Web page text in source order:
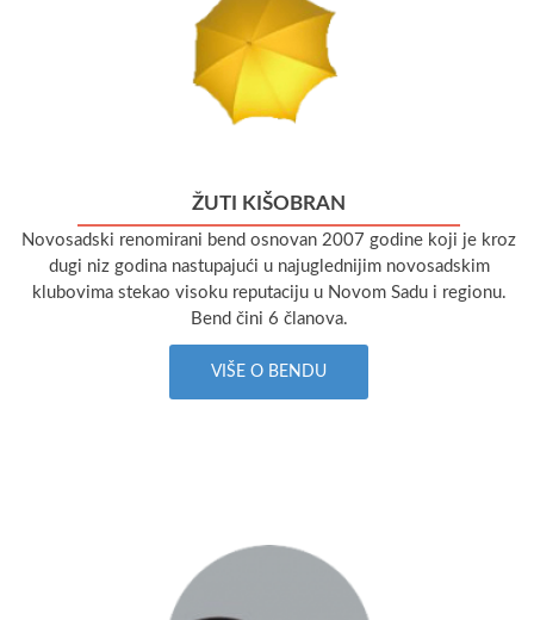
ŽUTI KIŠOBRAN
Novosadski renomirani bend osnovan 2007 godine koji je kroz
dugi niz godina nastupajući u najuglednijim novosadskim
klubovima stekao visoku reputaciju u Novom Sadu i regionu.
Bend čini 6 članova.
VIŠE O BENDU